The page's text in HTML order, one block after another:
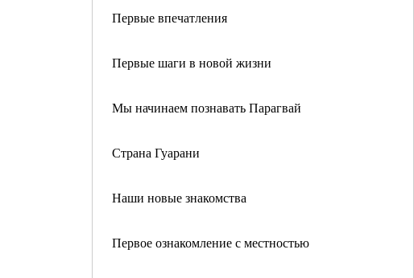
Первые впечатления
Первые шаги в новой жизни
Мы начинаем познавать Парагвай
Страна Гуарани
Наши новые знакомства
Первое ознакомление с местностью